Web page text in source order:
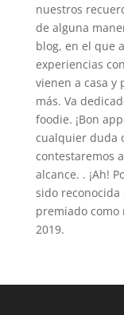
nuestros
de alguna
blog, en el que
experiencias
vienen a casa
más. Va
foodie. ¡Bon
cualquier duda
contestaremos
alcance. . ¡Ah!
sido reconocida
premiado como
2019.